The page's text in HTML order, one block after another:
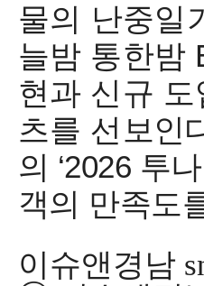
물의 난중일
늘밤 통한밤
현과 신규 도
츠를 선 보인
의 ‘2026 투
객의 만족도
이슈앤경남